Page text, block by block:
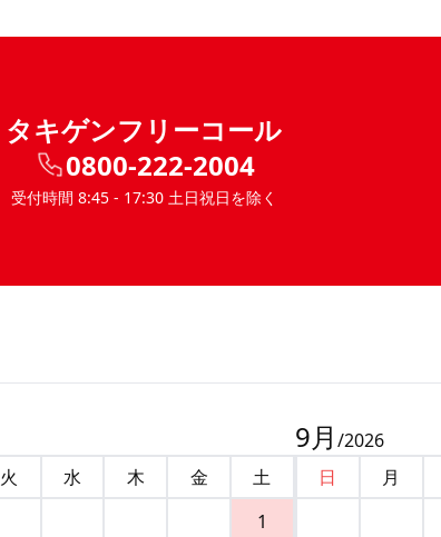
タキゲンフリーコール
0800-222-2004
受付時間 8:45 - 17:30 土日祝日を除く
火 水 木 金
土
1
9月 /2026
日
月